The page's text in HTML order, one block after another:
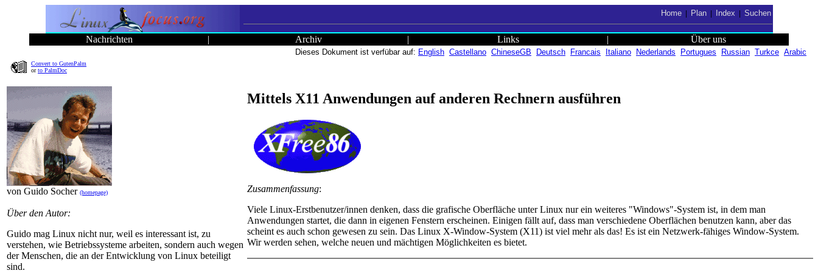
Home| Plan| Index Suchen
Nachrichten | Archiv | Links | Über uns
Dieses Dokument ist verfübar auf: English Castellano ChineseGB Deutsch Francais Italiano Nederlands Portugues Russian Turkce Arabic
Convert to GutenPalm
orto PalmDoc
von Guido Socher (homepage)
Über den Autor:
Guido mag Linux nicht nur, weil es interessant ist, zu
verstehen, wie Betriebssysteme arbeiten, sondern auch wegen
der Menschen, die an der Entwicklung von Linux beteiligt
sind.
Mittels X11 Anwendungen auf anderen Rechnern ausführen
Zusammenfassung:
Viele Linux-Erstbenutzer/innen denken, dass die grafische Oberfläche unter Linux nur ein weiteres "Windows"-System ist, in dem man
Anwendungen startet, die dann in eigenen Fenstern erscheinen. Einigen fällt auf, dass man verschiedene Oberflächen benutzen kann, aber das
scheint es auch schon gewesen zu sein. Das Linux X-Window-System (X11) ist viel mehr als das! Es ist ein Netzwerk-fähiges Window-System.
Wir werden sehen, welche neuen und mächtigen Möglichkeiten es bietet.